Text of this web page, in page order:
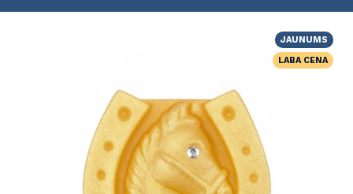
JAUNUMS
LABA CENA